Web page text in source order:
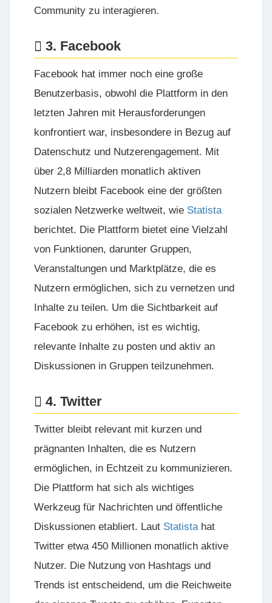
Community zu interagieren.
3. Facebook
Facebook hat immer noch eine große
Benutzerbasis, obwohl die Plattform in den
letzten Jahren mit Herausforderungen
konfrontiert war, insbesondere in Bezug auf
Datenschutz und Nutzerengagement. Mit
über 2,8 Milliarden monatlich aktiven
Nutzern bleibt Facebook eine der größten
sozialen Netzwerke weltweit, wie Statista
berichtet. Die Plattform bietet eine Vielzahl
von Funktionen, darunter Gruppen,
Veranstaltungen und Marktplätze, die es
Nutzern ermöglichen, sich zu vernetzen und
Inhalte zu teilen. Um die Sichtbarkeit auf
Facebook zu erhöhen, ist es wichtig,
relevante Inhalte zu posten und aktiv an
Diskussionen in Gruppen teilzunehmen.
4. Twitter
Twitter bleibt relevant mit kurzen und
prägnanten Inhalten, die es Nutzern
ermöglichen, in Echtzeit zu kommunizieren.
Die Plattform hat sich als wichtiges
Werkzeug für Nachrichten und öffentliche
Diskussionen etabliert. Laut Statistahat
Twitter etwa 450 Millionen monatlich aktive
Nutzer. Die Nutzung von Hashtags und
Trends ist entscheidend, um die Reichweite